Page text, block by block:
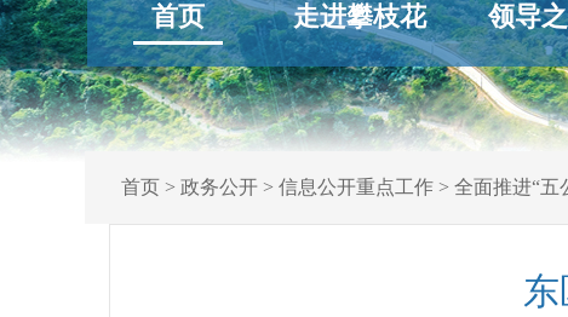
首页 走进攀枝花 领导
首页> 政务公开> 信息公开重点工作> 全面推进“五